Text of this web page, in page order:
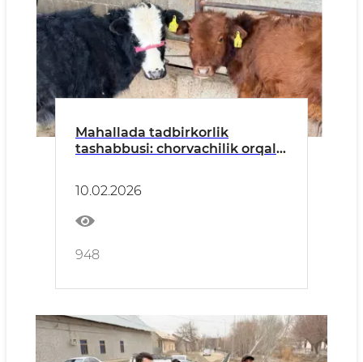
Mahallada tadbirkorlik
tashabbusi: chorvachilik orqali
10.02.2026
948